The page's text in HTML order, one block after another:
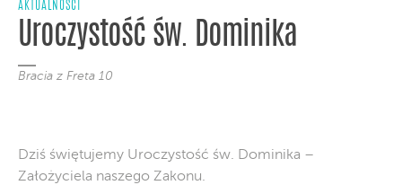
AKTUALNOŚCI
Uroczystość św. Dominika
Bracia z Freta 10
Dziś świętujemy Uroczystość św. Dominika –
Założyciela naszego Zakonu.